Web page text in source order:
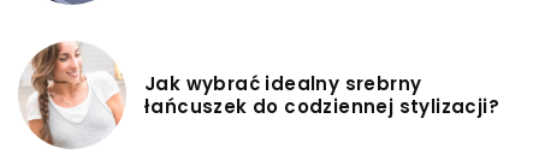
Jak wybrać idealny srebrny
łańcuszek do codziennej stylizacji?